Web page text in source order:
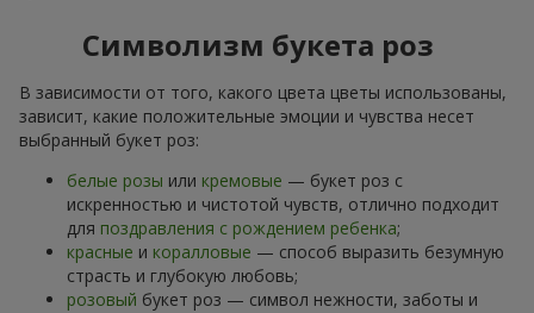
Символизм букета роз
В зависимости от того, какого цвета цветы использованы,
зависит, какие положительные эмоции и чувства несет
выбранный букет роз:
белые розы или кремовые — букет роз с
искренностью и чистотой чувств, отлично подходит
для поздравления с рождением ребенка;
красные и коралловые — способ выразить безумную
страсть и глубокую любовь;
розовый букет роз — символ нежности, заботы и